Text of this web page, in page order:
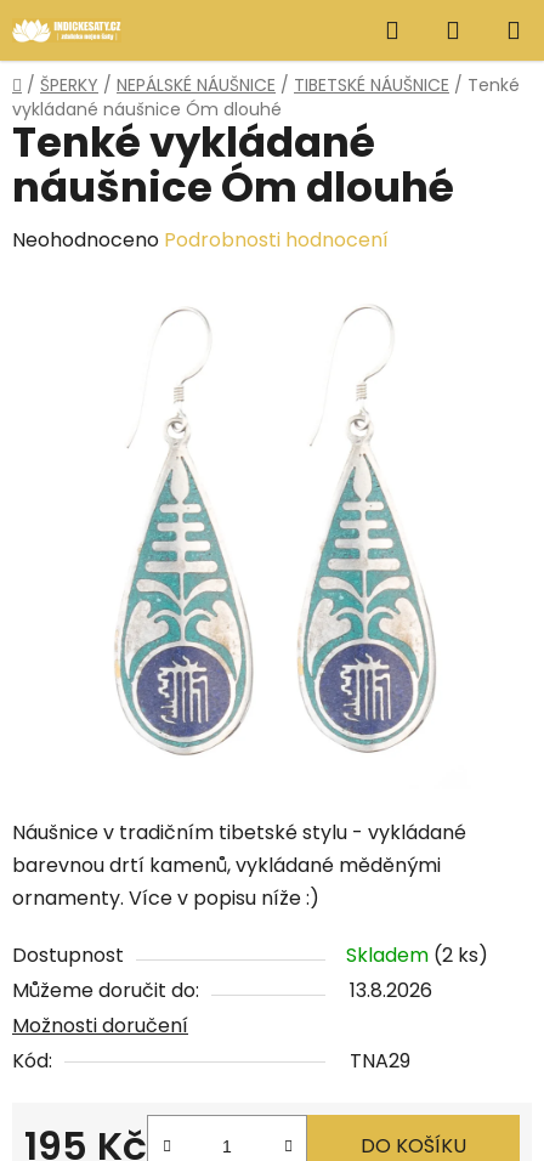
na
obsah
Hledat
KOŠÍK
Domů
/ ŠPERKY / NEPÁLSKÉ NÁUŠNICE / TIBETSKÉ NÁUŠNICE / Tenké
vykládané náušnice Óm dlouhé
Náušnice v tradičním tibetské stylu - vykládané
barevnou drtí kamenů, vykládané měděnými
ornamenty. Více v popisu níže :)
Dostupnost Skladem (2 ks)
Můžeme doručit do:
13.8.2026
Možnosti doručení
Kód:
TNA29
195 Kč DO KOŠÍKU
Tenké vykládané
náušnice Óm dlouhé
Průměrné
Neohodnoceno Podrobnosti hodnocení